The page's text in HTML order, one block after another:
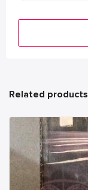
Related products